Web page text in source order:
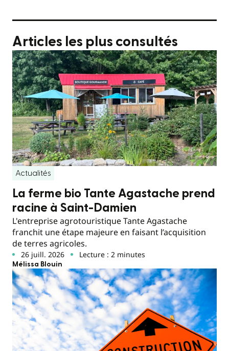
Articles les plus consultés
Actualités
La ferme bio Tante Agastache prend
racine à Saint-Damien
L'entreprise agrotouristique Tante Agastache
franchit une étape majeure en faisant l’acquisition
de terres agricoles.
26 juill. 2026 Lecture : 2 minutes
Mélissa Blouin